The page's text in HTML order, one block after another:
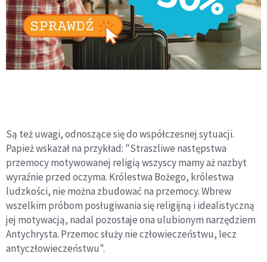
Są też uwagi, odnoszące się do współczesnej sytuacji.
Papież wskazał na przykład: "Straszliwe następstwa
przemocy motywowanej religią wszyscy mamy aż nazbyt
wyraźnie przed oczyma. Królestwa Bożego, królestwa
ludzkości, nie można zbudować na przemocy. Wbrew
wszelkim próbom posługiwania się religijną i idealistyczną
jej motywacją, nadal pozostaje ona ulubionym narzędziem
Antychrysta. Przemoc służy nie człowieczeństwu, lecz
antyczłowieczeństwu".